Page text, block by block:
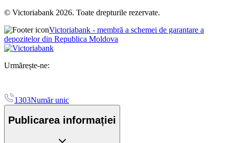
© Victoriabank 2026. Toate drepturile rezervate.
Victoriabank - membră a schemei de garantare a
depozitelor din Republica Moldova
Urmărește-ne:
1303Număr unic
Publicarea informației